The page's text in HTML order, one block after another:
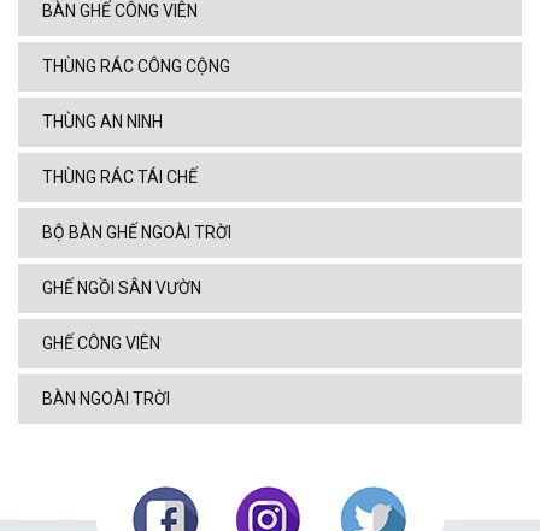
BÀN GHẾ CÔNG VIÊN
THÙNG RÁC CÔNG CỘNG
THÙNG AN NINH
THÙNG RÁC TÁI CHẾ
BỘ BÀN GHẾ NGOÀI TRỜI
GHẾ NGỒI SÂN VƯỜN
GHẾ CÔNG VIÊN
BÀN NGOÀI TRỜI